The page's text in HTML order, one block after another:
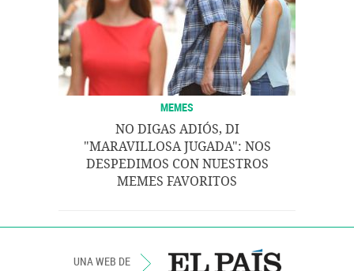
MEMES
NO DIGAS ADIÓS, DI
"MARAVILLOSA JUGADA": NOS
DESPEDIMOS CON NUESTROS
MEMES FAVORITOS
UNA WEB DE